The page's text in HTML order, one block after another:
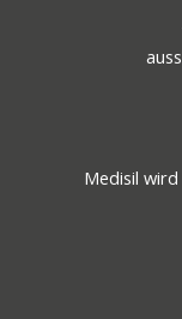
Medisil wird